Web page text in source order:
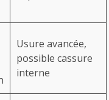
Usure avancée,
possible cassure
interne